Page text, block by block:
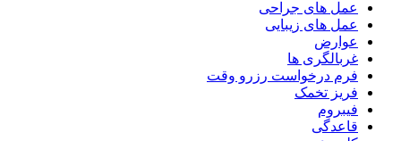
عمل های جراحی
عمل های زیبایی
عوارض
غربالگری ها
فرم درخواست رزرو وقت
فریز تخمک
فیبروم
قاعدگی